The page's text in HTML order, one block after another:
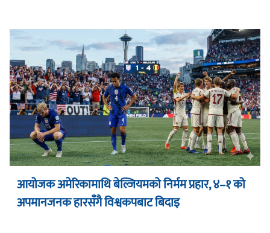
आयोजक अमेरिकामाथि बेल्जियमको निर्मम प्रहार, ४–१ को
अपमानजनक हारसँगै विश्वकपबाट बिदाइ